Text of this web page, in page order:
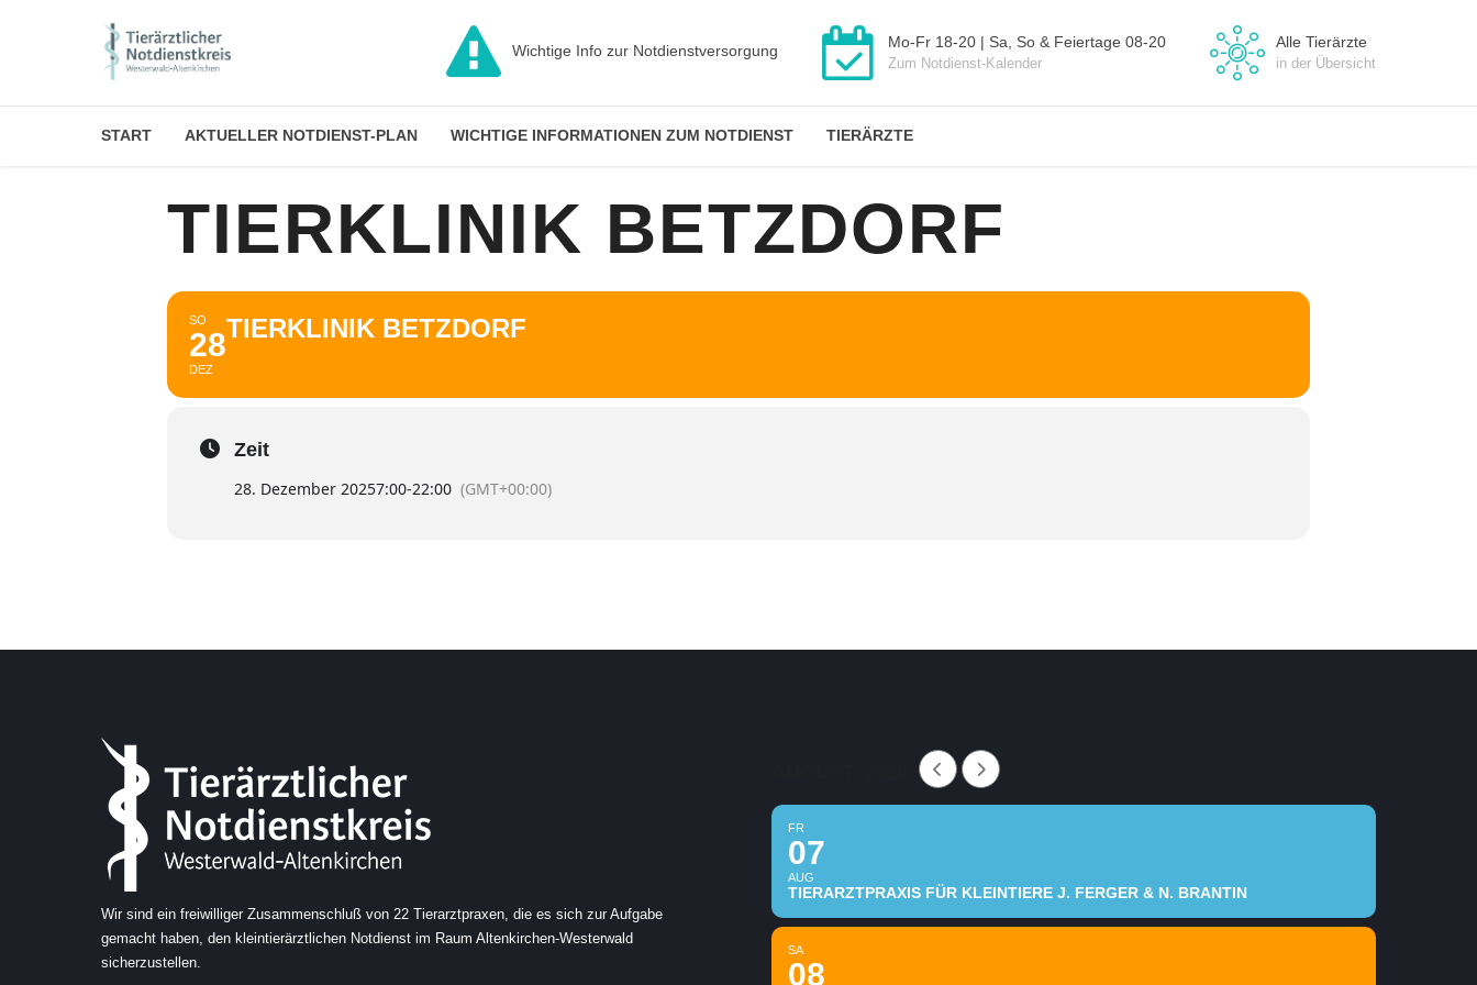
Wichtige Info zur Notdienstversorgung Mo-Fr 18-20 | Sa, So & Feiertage 08-20
Zum Notdienst-Kalender
Alle Tierärzte
in der Übersicht
START AKTUELLER NOTDIENST-PLAN WICHTIGE INFORMATIONEN ZUM NOTDIENST TIERÄRZTE
TIERKLINIK BETZDORF
SO
28
DEZ
TIERKLINIK BETZDORF
Zeit
28. Dezember 20257:00-22:00 (GMT+00:00)
Wir sind ein freiwilliger Zusammenschluß von 22 Tierarztpraxen, die es sich zur Aufgabe
gemacht haben, den kleintierärztlichen Notdienst im Raum Altenkirchen-Westerwald
sicherzustellen.
FR
07
AUG
TIERARZTPRAXIS FÜR KLEINTIERE J. FERGER & N. BRANTIN
SA
08